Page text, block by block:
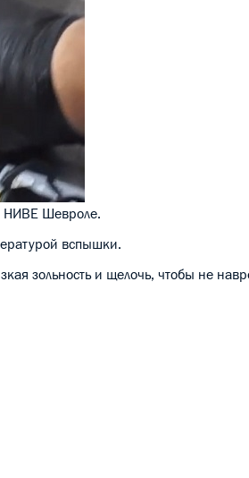
НИВЕ Шевроле.
вспышки.
зольность и щелочь, чтобы не